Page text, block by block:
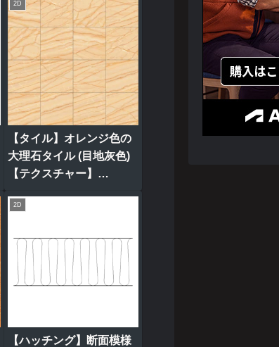
2D
【タイル】オレンジ色の
大理石タイル (目地灰色)
【テクスチャー】
2D
【ハッチング】断面模様